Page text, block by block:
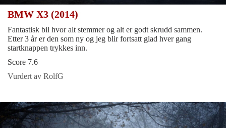
BMW X3 (2014)
Fantastisk bil hvor alt stemmer og alt er godt skrudd sammen.
Etter 3 år er den som ny og jeg blir fortsatt glad hver gang
startknappen trykkes inn.
Score 7.6
Vurdert av RolfG